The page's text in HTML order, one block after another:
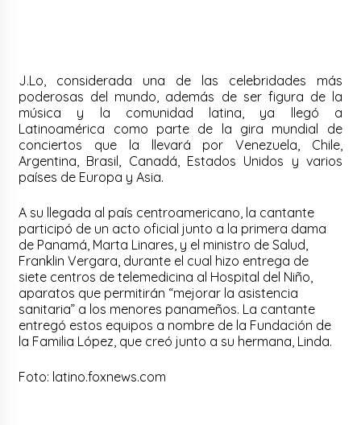
J.Lo, considerada una de las celebridades más
poderosas del mundo, además de ser figura de la
música y la comunidad latina, ya llegó a
Latinoamérica como parte de la gira mundial de
conciertos que la llevará por Venezuela, Chile,
Argentina, Brasil, Canadá, Estados Unidos y varios
países de Europa y Asia.
A su llegada al país centroamericano, la cantante
participó de un acto oficial junto a la primera dama
de Panamá, Marta Linares, y el ministro de Salud,
Franklin Vergara, durante el cual hizo entrega de
siete centros de telemedicina al Hospital del Niño,
aparatos que permitirán “mejorar la asistencia
sanitaria” a los menores panameños. La cantante
entregó estos equipos a nombre de la Fundación de
la Familia López, que creó junto a su hermana, Linda.
Foto: latino.foxnews.com